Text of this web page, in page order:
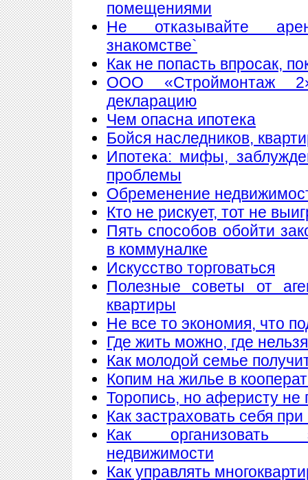
помещениями
Не отказывайте
знакомстве`
Как не попасть впросак,
ООО «Строймонтаж
декларацию
Чем опасна ипотека
Бойся наследников,
Ипотека: мифы,
проблемы
Обременение
Кто не рискует, тот не
Пять способов обойти
в коммуналке
Искусство торговаться
Полезные советы от
квартиры
Не все то экономия, что
Где жить можно, где нельзя
Как молодой семье
Копим на жилье в
Торопись, но аферисту не
Как застраховать себя
Как организовать
недвижимости
Как управлять